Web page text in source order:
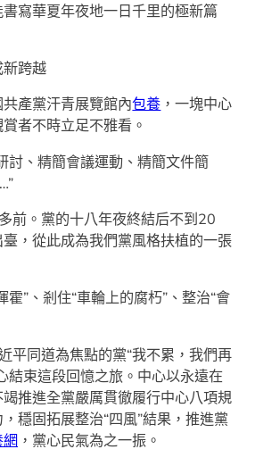
寫華夏年夜地一日千里的極新篇
新跨越
產黨汗青展覽館內包養 ，一塊中心
者不時立足不雅看。
討、精簡會議運動、精簡文件簡
前。黨的十八年夜終結后不到20
，從此成為我們黨風格扶植的一張
霍”、剎住“車輪上的腐朽”、整治“會
平同道為焦點的黨“我不累，我們再
結束這段回憶之旅。中心以永遠在
推進全黨嚴厲貫徹履行中心八項規
穩固拓展整治“四風”結果，推進黨
，黨心民氣為之一振。